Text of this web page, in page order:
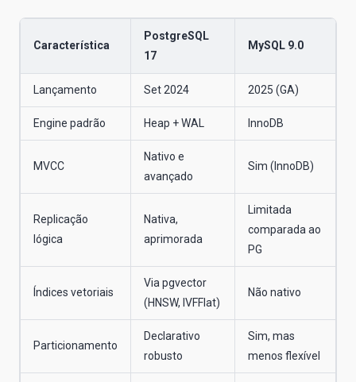
Característica
PostgreSQL
17
MySQL 9.0
Lançamento Set 2024 2025 (GA)
Engine padrão Heap + WAL InnoDB
MVCC
Nativo e
avançado
Sim (InnoDB)
Replicação
lógica
Nativa,
aprimorada
Limitada
comparada ao
PG
Índices vetoriais
Via pgvector
(HNSW, IVFFlat)
Não nativo
Particionamento
Declarativo
robusto
Sim, mas
menos flexível